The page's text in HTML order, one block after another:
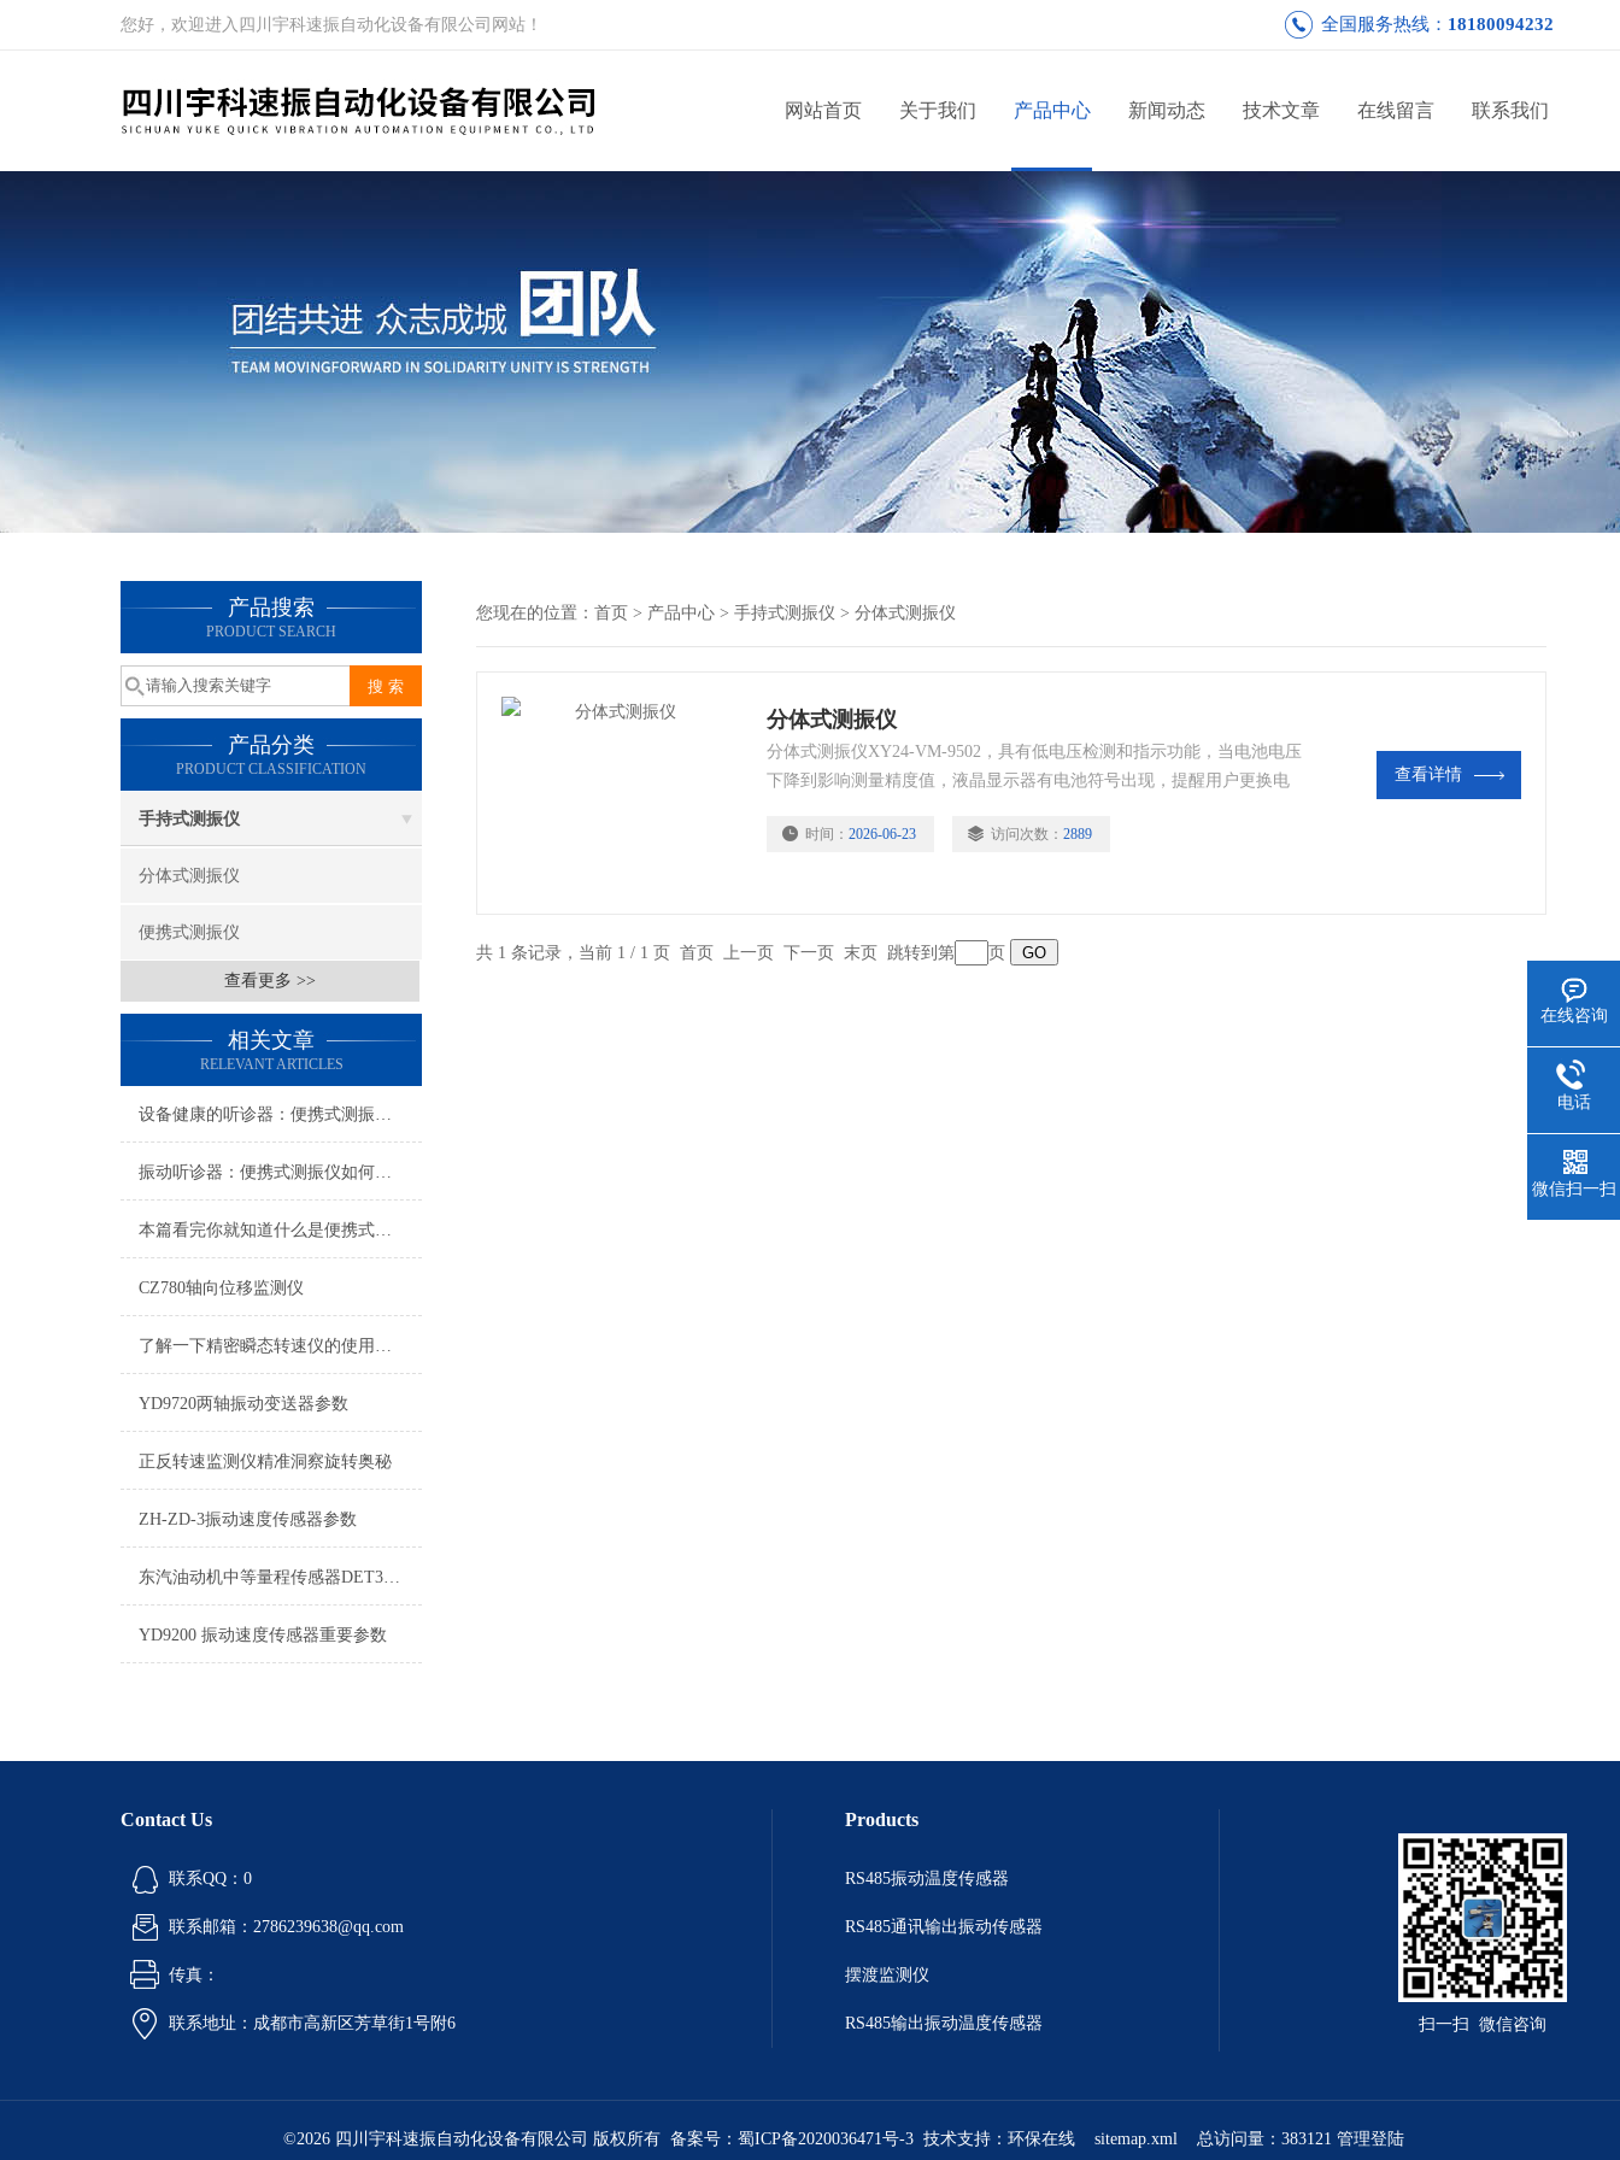
您好，欢迎进入四川宇科速振自动化设备有限公司网站！ 全国服务热线： 18180094232
网站首页 关于我们 产品中心 新闻动态 技术文章 在线留言 联系我们
产品搜索
PRODUCT SEARCH
产品分类
PRODUCT CLASSIFICATION
手持式测振仪
分体式测振仪
便携式测振仪
查看更多 >>
相关文章
RELEVANT ARTICLES
设备健康的听诊器：便携式测振仪选购指南
振动听诊器：便携式测振仪如何为设备健康与预测性维护赋能？
本篇看完你就知道什么是便携式测振仪了
CZ780轴向位移监测仪
了解一下精密瞬态转速仪的使用小技巧吧
YD9720两轴振动变送器参数
正反转速监测仪精准洞察旋转奥秘
ZH-ZD-3振动速度传感器参数
东汽油动机中等量程传感器DET300A
YD9200 振动速度传感器重要参数
您现在的位置： 首页 > 产品中心 > 手持式测振仪 > 分体式测振仪
分体式测振仪
分体式测振仪XY24-VM-9502，具有低电压检测和指示功能，当电池电压
下降到影响测量精度值，液晶显示器有电池符号出现，提醒用户更换电
时间： 2026-06-23 访问次数： 2889
查看详情
共 1 条记录，当前 1 / 1 页 首页 上一页 下一页 末页 跳转到第 页
Contact Us
联系QQ：0
联系邮箱：2786239638@qq.com
传真：
联系地址：成都市高新区芳草街1号附6
Products
RS485振动温度传感器
RS485通讯输出振动传感器
摆渡监测仪
RS485输出振动温度传感器 扫一扫 微信咨询
©2026 四川宇科速振自动化设备有限公司 版权所有 备案号： 蜀ICP备2020036471号-3 技术支持： 环保在线 sitemap.xml 总访问量：383121 管理登陆
在线咨询
电话
微信扫一扫